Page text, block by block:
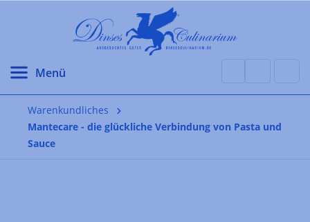
Warenkundliches
Mantecare - die glückliche Verbindung von Pasta und
Sauce